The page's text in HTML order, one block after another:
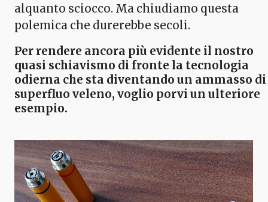
alquanto sciocco. Ma chiudiamo questa
polemica che durerebbe secoli.
Per rendere ancora più evidente il nostro
quasi schiavismo di fronte la tecnologia
odierna che sta diventando un ammasso di
superfluo veleno, voglio porvi un ulteriore
esempio.